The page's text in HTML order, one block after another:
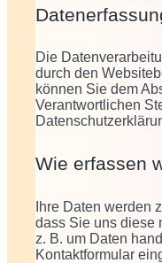
Die
durch den
können Sie dem
Verantwortlichen
Wie erfassen
Ihre Daten werden
dass Sie uns diese
z. B. um Daten
Kontaktformular